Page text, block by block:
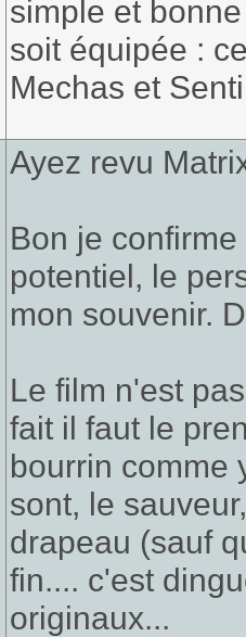
simple et
soit équipée :
Mechas et
Ayez revu
Bon je
potentiel, le
mon souvenir.
Le film n'est
fait il faut le
bourrin comme
sont, le
drapeau (sauf
fin.... c'est
originaux...